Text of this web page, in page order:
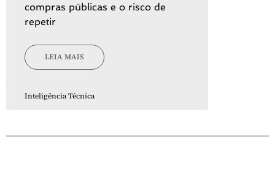
compras públicas e o risco de
repetir
LEIA MAIS
Inteligência Técnica